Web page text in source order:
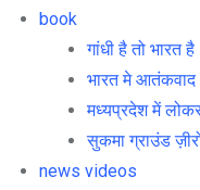
book
गांधी है तो भारत है
भारत मे आतंकवाद
मध्यप्रदेश में
सुकमा ग्राउंड
news videos